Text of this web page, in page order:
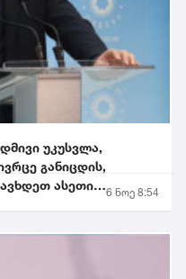
უკუსვლა,
განიცდის,
ასეთი
6 ნოე 8:54